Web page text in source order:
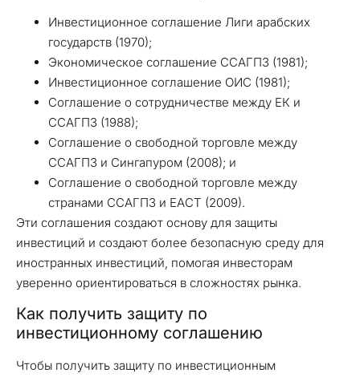
Инвестиционное соглашение Лиги арабских
государств (1970);
Экономическое соглашение ССАГПЗ (1981);
Инвестиционное соглашение ОИС (1981);
Соглашение о сотрудничестве между ЕК и
ССАГПЗ (1988);
Соглашение о свободной торговле между
ССАГПЗ и Сингапуром (2008); и
Соглашение о свободной торговле между
странами ССАГПЗ и ЕАСТ (2009).
Эти соглашения создают основу для защиты
инвестиций и создают более безопасную среду для
иностранных инвестиций, помогая инвесторам
уверенно ориентироваться в сложностях рынка.
Как получить защиту по
инвестиционному соглашению
Чтобы получить защиту по инвестиционным